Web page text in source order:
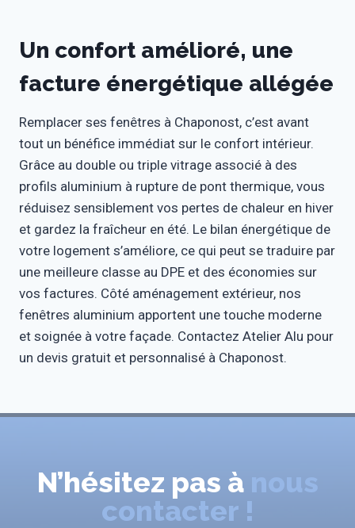
Un confort amélioré, une
facture énergétique allégée
Remplacer ses fenêtres à Chaponost, c’est avant
tout un bénéfice immédiat sur le confort intérieur.
Grâce au double ou triple vitrage associé à des
profils aluminium à rupture de pont thermique, vous
réduisez sensiblement vos pertes de chaleur en hiver
et gardez la fraîcheur en été. Le bilan énergétique de
votre logement s’améliore, ce qui peut se traduire par
une meilleure classe au DPE et des économies sur
vos factures. Côté aménagement extérieur, nos
fenêtres aluminium apportent une touche moderne
et soignée à votre façade. Contactez Atelier Alu pour
un devis gratuit et personnalisé à Chaponost.
N’hésitez pas à nous
contacter !